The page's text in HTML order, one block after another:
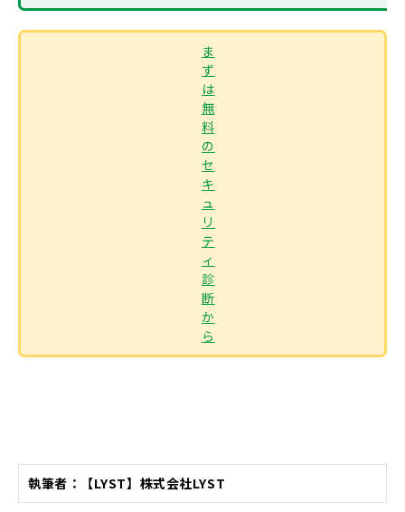
ま
ず
は
無
料
の
セ
キ
ュ
リ
テ
ィ
診
断
か
ら
執筆者：【LYST】株式会社LYST